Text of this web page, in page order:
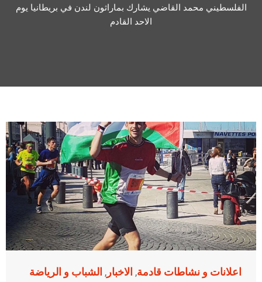
الفلسطيني محمد القاضي يشارك بماراثون لندن في بريطانيا يوم
الاحد القادم
اعلانات و نشاطات قادمة, الاخبار , الشباب و الرياضة